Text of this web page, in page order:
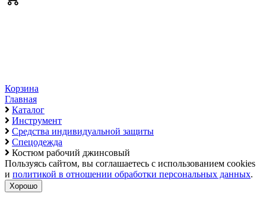
Корзина
Главная
Каталог
Инструмент
Средства индивидуальной защиты
Спецодежда
Костюм рабочий джинсовый
Пользуясь сайтом, вы соглашаетесь с использованием cookies
и политикой в отношении обработки персональных данных.
Хорошо